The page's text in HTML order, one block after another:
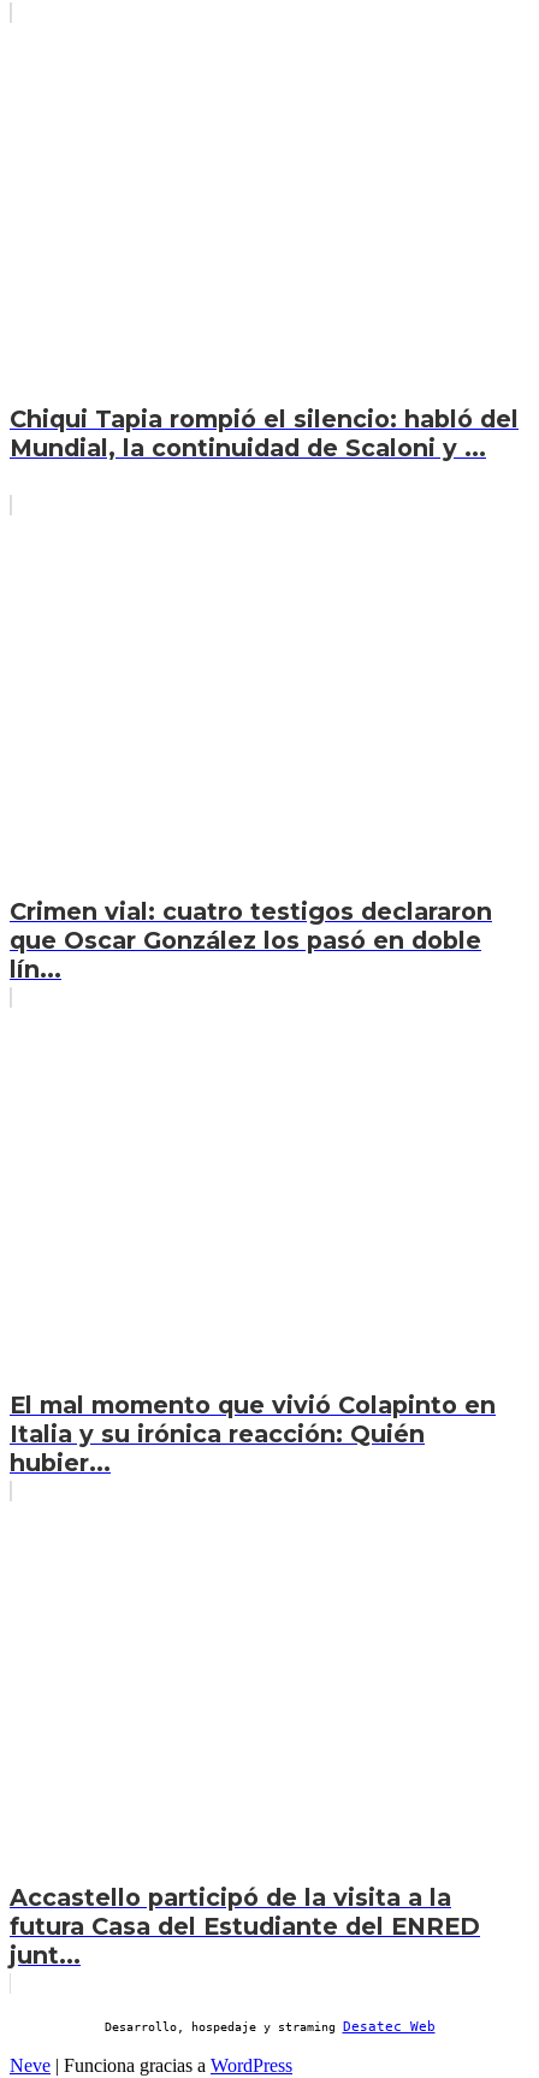
Chiqui Tapia rompió el silencio: habló del
Mundial, la continuidad de Scaloni y ...
Crimen vial: cuatro testigos declararon
que Oscar González los pasó en doble
lín...
El mal momento que vivió Colapinto en
Italia y su irónica reacción: Quién
hubier...
Accastello participó de la visita a la
futura Casa del Estudiante del ENRED
junt...
Desarrollo, hospedaje y straming Desatec Web
Neve | Funciona gracias a WordPress